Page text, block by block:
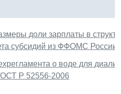
доли зарплаты в
субсидий из ФФОМС России
о воде для
Р 52556-2006